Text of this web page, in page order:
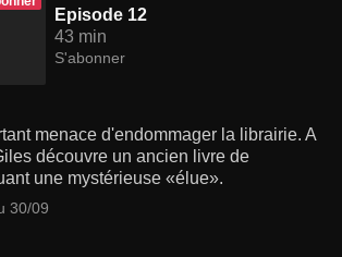
Episode 12
43 min
S'abonner
menace d'endommager la librairie. A
découvre un ancien livre de
une mystérieuse «élue».
30/09